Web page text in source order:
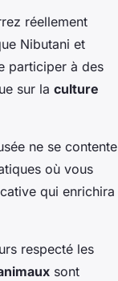
réellement
Nibutani et
participer à des
sur la culture
ne se contente
où vous
qui enrichira
respecté les
sont